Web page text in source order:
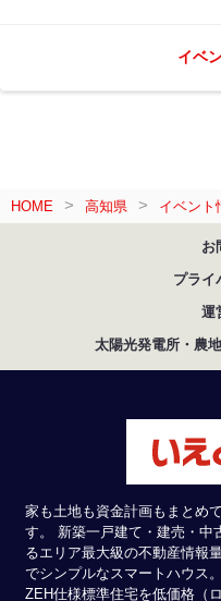
イベ
HOME 高知県 イベント
お
プライ
運
太陽光発電所・農
家も土地も資金計画もまとめ
す。 新築一戸建て・建売・中
るエリア最大級の不動産情報
でシンプルなスマートハウス
ZEH仕様標準住宅を低価格（